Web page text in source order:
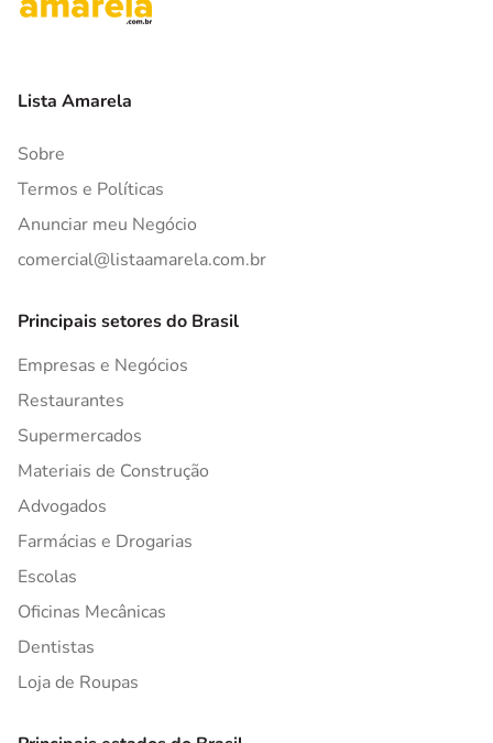
Lista Amarela
Sobre
Termos e Políticas
Anunciar meu Negócio
comercial@listaamarela.com.br
Principais setores do Brasil
Empresas e Negócios
Restaurantes
Supermercados
Materiais de Construção
Advogados
Farmácias e Drogarias
Escolas
Oficinas Mecânicas
Dentistas
Loja de Roupas